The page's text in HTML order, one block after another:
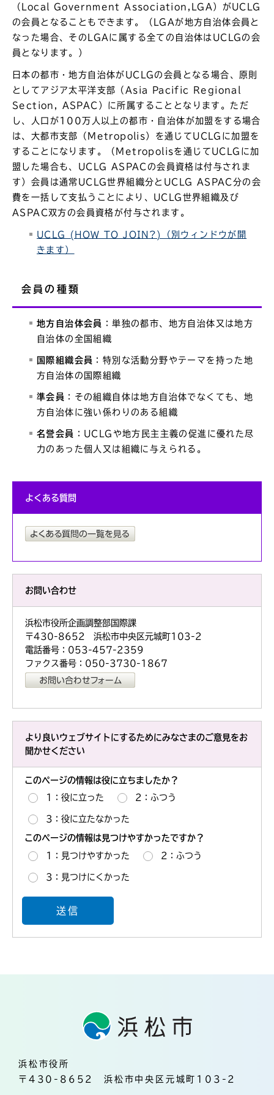
（Local Government Association,LGA）がUCLG
の会員となることもできます。（LGAが地方自治体会員と
なった場合、そのLGAに属する全ての自治体はUCLGの会
員となります。）
日本の都市・地方自治体がUCLGの会員となる場合、原則
としてアジア太平洋支部（Asia Pacific Regional
Section, ASPAC）に所属することとなります。ただ
し、人口が100万人以上の都市・自治体が加盟をする場合
は、大都市支部（Metropolis）を通じてUCLGに加盟を
することになります。（Metropolisを通じてUCLGに加
盟した場合も、UCLG ASPACの会員資格は付与されま
す）会員は通常UCLG世界組織分とUCLG ASPAC分の会
費を一括して支払うことにより、UCLG世界組織及び
ASPAC双方の会員資格が付与されます。
UCLG (HOW TO JOIN?)（別ウィンドウが開
きます）
会員の種類
地方自治体会員
：単独の都市、地方自治体又は地方
自治体の全国組織
国際組織会員 ：特別な活動分野やテーマを持った地
方自治体の国際組織
準会員 ：その組織自体は地方自治体でなくても、地
方自治体に強い係わりのある組織
名誉会員
：UCLGや地方民主主義の促進に優れた尽
力のあった個人又は組織に与えられる。
よくある質問
お問い合わせ
浜松市役所企画調整部国際課
〒430-8652 浜松市中央区元城町103-2
電話番号：053-457-2359
ファクス番号：050-3730-1867
より良いウェブサイトにするためにみなさまのご意見をお
聞かせください
このページの情報は役に立ちましたか？
1：役に立った 2：ふつう
3：役に立たなかった
このページの情報は見つけやすかったですか？
1：見つけやすかった 2：ふつう
3：見つけにくかった
浜松市役所
〒430-8652 浜松市中央区元城町103-2